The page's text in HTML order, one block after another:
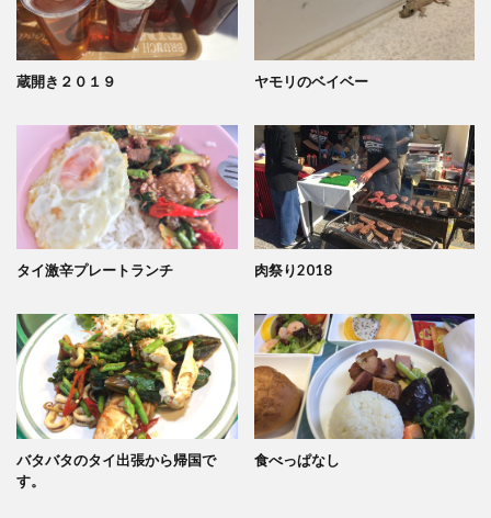
蔵開き２０１９ ヤモリのベイベー
タイ激辛プレートランチ 肉祭り2018
バタバタのタイ出張から帰国で
す。
食べっぱなし